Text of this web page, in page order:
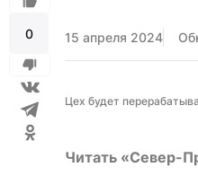
0 15 апреля 2024
Цех будет
Читать «Север-